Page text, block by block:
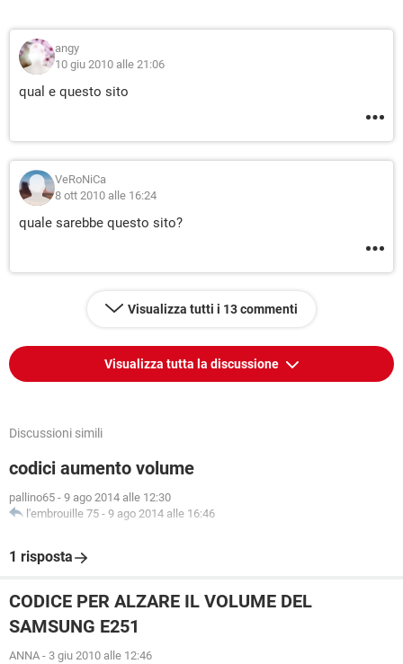
angy
10 giu 2010 alle 21:06
qual e questo sito
VeRoNiCa
8 ott 2010 alle 16:24
quale sarebbe questo sito?
Visualizza tutti i 13 commenti
Visualizza tutta la discussione
Discussioni simili
codici aumento volume
pallino65 - 9 ago 2014 alle 12:30
l'embrouille 75 - 9 ago 2014 alle 16:46
1 risposta
CODICE PER ALZARE IL VOLUME DEL
SAMSUNG E251
ANNA - 3 giu 2010 alle 12:46